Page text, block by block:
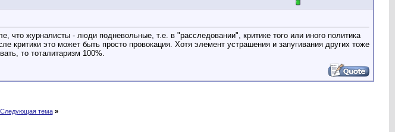
журналисты - люди подневольные, т.е. в "расследовании", критике того или иного политика
критики это может быть просто провокация. Хотя элемент устрашения и запугивания других тоже
то тоталитаризм 100%.
Следующая тема »